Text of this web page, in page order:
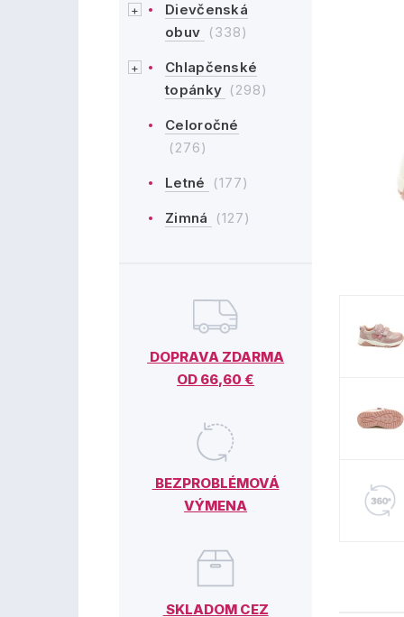
Dievčenská
obuv (338)
Chlapčenské
topánky (298)
Celoročné
(276)
Letné (177)
Zimná (127)
DOPRAVA ZDARMA
OD 66,60 €
BEZPROBLÉMOVÁ
VÝMENA
SKLADOM CEZ